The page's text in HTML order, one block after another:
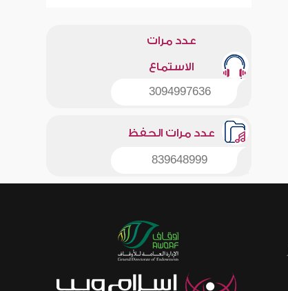
عدد مرات
الاستماع
3094997636
عدد مرات الحفظ
839648999